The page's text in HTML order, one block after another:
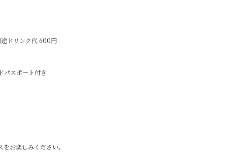
ドリンク代 600円
スポート付き
お楽しみください。